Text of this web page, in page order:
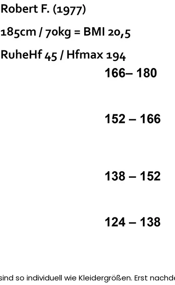
so individuell wie Kleidergrößen. Erst